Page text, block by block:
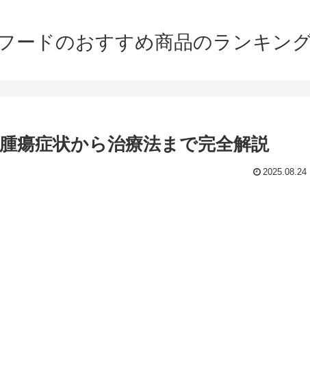
ードのおすすめ商品のランキン
瘍症状から治療法まで完全解説
2025.08.24